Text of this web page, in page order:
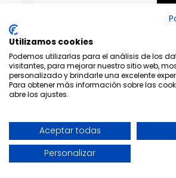
Diseño y desarrollo:
Utilizamos cookies
Podemos utilizarlas para el análisis de los
visitantes, para mejorar nuestro sitio web,
personalizado y brindarle una excelente
Para obtener más información sobre las
abre los ajustes.
Aceptar todas
Personalizar